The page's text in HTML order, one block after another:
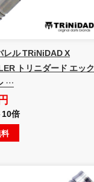
レル TRiNiDAD X
トリニダード エック
…
倍